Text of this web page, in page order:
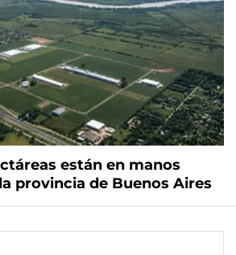
están en manos
provincia de Buenos Aires